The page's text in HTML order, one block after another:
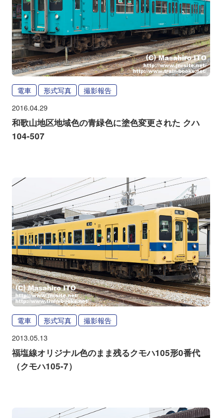
電車 形式写真 撮影報告
2016.04.29
和歌山地区地域色の青緑色に塗色変更された クハ
104-507
電車 形式写真 撮影報告
2013.05.13
福塩線オリジナル色のまま残るクモハ105形0番代
（クモハ105-7）